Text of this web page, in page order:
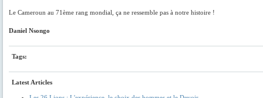
Le Cameroun au 71ème rang mondial, ça ne ressemble pas à notre histoire !
Daniel Nsongo
Tags:
Latest Articles